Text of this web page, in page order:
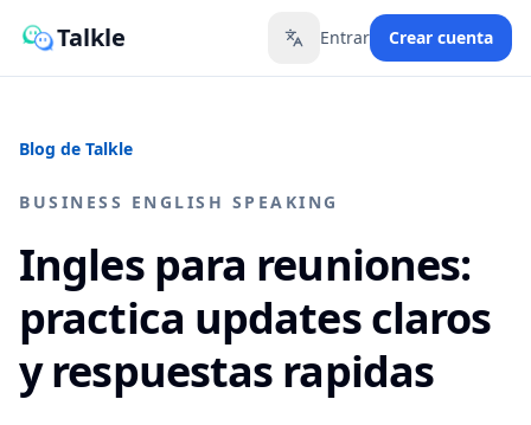
Talkle Toggle language
Entrar Crear cuenta
Blog de Talkle
BUSINESS ENGLISH SPEAKING
Ingles para reuniones:
practica updates claros
y respuestas rapidas